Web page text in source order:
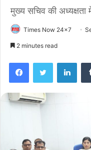
मुख्य सचिव की अध्यक्षता
Times Now 24x7
2 minutes read
FacebookTwitter